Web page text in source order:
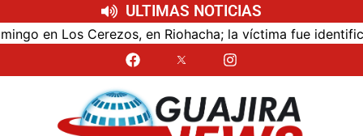
ULTIMAS NOTICIAS
Los Cerezos, en Riohacha; la víctima fue identificada